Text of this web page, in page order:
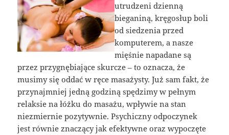
utrudzeni dzienną
bieganiną, kręgosłup boli
od siedzenia przed
komputerem, a nasze
mięśnie napadane są
przez przygnębiające skurcze – to oznacza, że
musimy się oddać w ręce masażysty. Już sam fakt, że
przynajmniej jedną godziną spędzimy w pełnym
relaksie na łóżku do masażu, wpływie na stan
niezmiernie pozytywnie. Psychiczny odpoczynek
jest równie znaczący jak efektywne oraz wypoczęte